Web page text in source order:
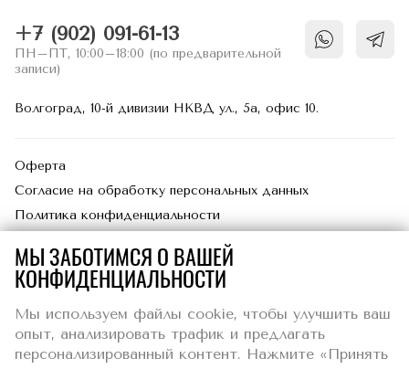
+7 (902) 091-61-13
ПН–ПТ, 10:00–18:00 (по предварительной
записи)
Волгоград, 10-й дивизии НКВД ул., 5а, офис 10.
Оферта
Согласие на обработку персональных данных
Политика конфиденциальности
ИП Журина Александра Валерьевна
4000125, наб. Волжской флотилии, д. 37, кв./оф. 251, Волгоград.
обл. г. Волгоград
МЫ ЗАБОТИМСЯ О ВАШЕЙ
КОНФИДЕНЦИАЛЬНОСТИ
Мы используем файлы cookie, чтобы улучшить ваш
опыт, анализировать трафик и предлагать
персонализированный контент. Нажмите «Принять
обычного или работать со сбоями.
COOKIES
источников трафика, чтобы оценивать и
улучшать работу нашего веб-сайта.
Благодаря им мы знаем, какие страницы
являются наиболее и наименее
популярными, и видим, каким образом
посетители перемещаются по веб-сайту.
Все данные, собираемые при помощи
этих cookie, обезличены и группируются в
статистику без персонализации